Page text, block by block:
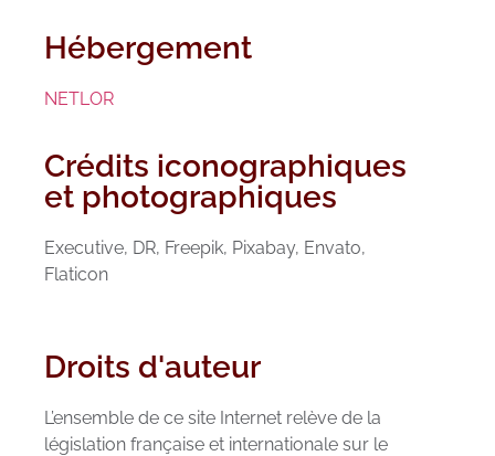
Hébergement
NETLOR
Crédits iconographiques
et photographiques
Executive, DR, Freepik, Pixabay, Envato,
Flaticon
Droits d'auteur
L’ensemble de ce site Internet relève de la
législation française et internationale sur le